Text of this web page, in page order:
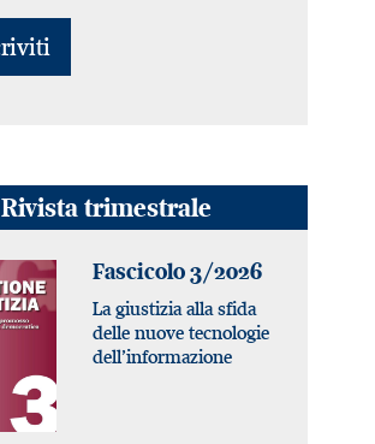
Rivista trimestrale
Fascicolo 3/2026
La giustizia alla sfida
delle nuove tecnologie
dell’informazione